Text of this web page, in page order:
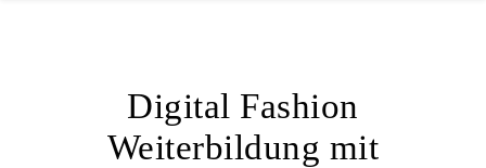
Digital Fashion
Weiterbildung mit